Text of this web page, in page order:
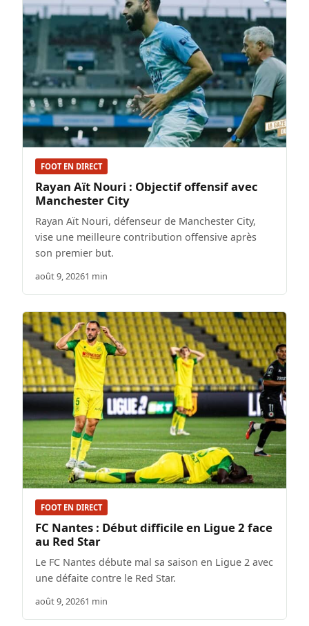
FOOT EN DIRECT
Rayan Aït Nouri : Objectif offensif avec
Manchester City
Rayan Aït Nouri, défenseur de Manchester City,
vise une meilleure contribution offensive après
son premier but.
août 9, 20261 min
FOOT EN DIRECT
FC Nantes : Début difficile en Ligue 2 face
au Red Star
Le FC Nantes débute mal sa saison en Ligue 2 avec
une défaite contre le Red Star.
août 9, 20261 min